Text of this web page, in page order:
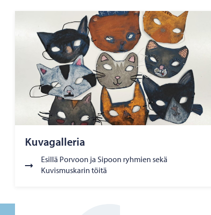
Kuvagalleria
Esillä Porvoon ja Sipoon ryhmien sekä
Kuvismuskarin töitä